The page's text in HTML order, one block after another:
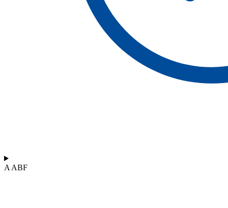
A ABF